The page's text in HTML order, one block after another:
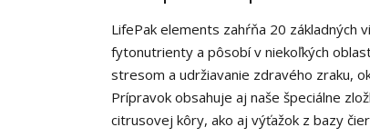
LifePak elements zahŕňa 20 základných
fytonutrienty a pôsobí v niekoľkých
stresom a udržiavanie zdravého zraku,
Prípravok obsahuje aj naše špeciálne
citrusovej kôry, ako aj výťažok z bazy